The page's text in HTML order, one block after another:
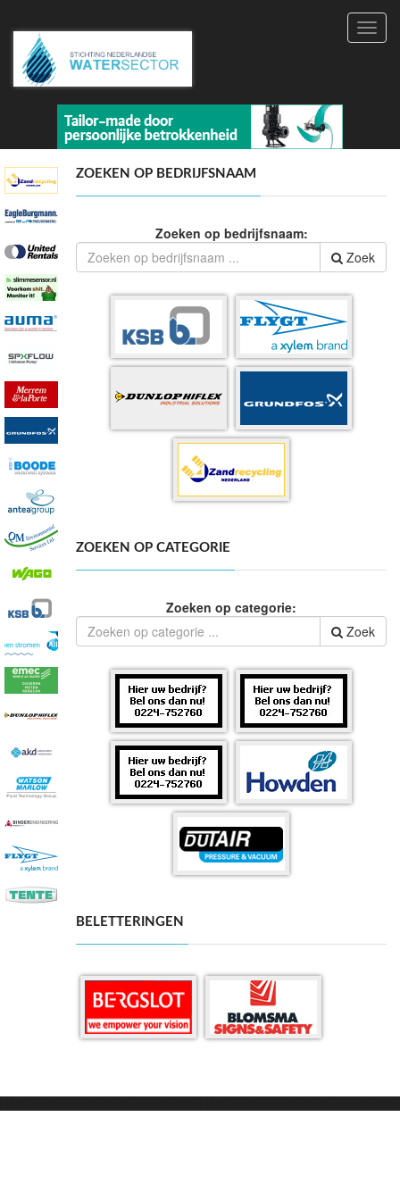
ZOEKEN OP BEDRIJFSNAAM
Zoeken op bedrijfsnaam:
Zoek
ZOEKEN OP CATEGORIE
Zoeken op categorie:
Zoek
BELETTERINGEN